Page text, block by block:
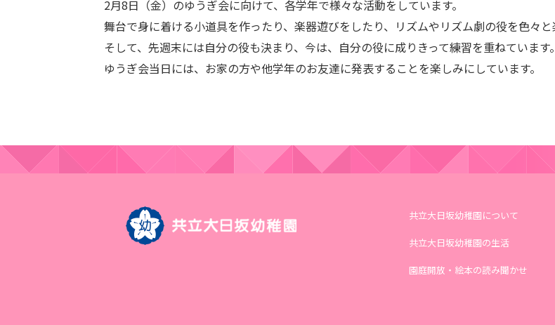
2月8日（金）のゆうぎ会に向けて、各学年で様々な活動をしています。
舞台で身に着ける小道具を作ったり、楽器遊びをしたり、リズムやリズム劇の役を色々と
そして、先週末には自分の役も決まり、今は、自分の役に成りきって練習を重ねています。
ゆうぎ会当日には、お家の方や他学年のお友達に発表することを楽しみにしています。
共立大日坂幼稚園について
共立大日坂幼稚園の生活
園庭開放・絵本の読み聞かせ